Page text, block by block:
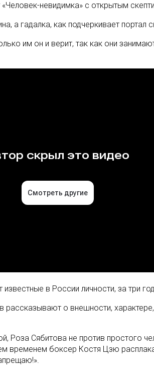
невидимка» с открытым
а гадалка, как подчеркивает портал
им он и верит, так как они
в России личности, за три
рассказывают о внешности,
Сябитова не против простого
временем боксер Костя Цзю